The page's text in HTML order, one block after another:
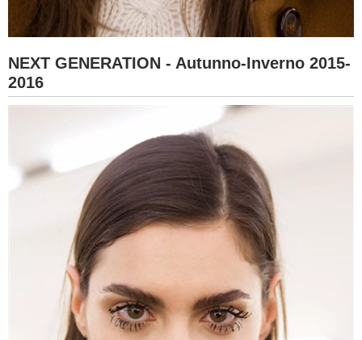
NEXT GENERATION - Autunno-Inverno 2015-
2016